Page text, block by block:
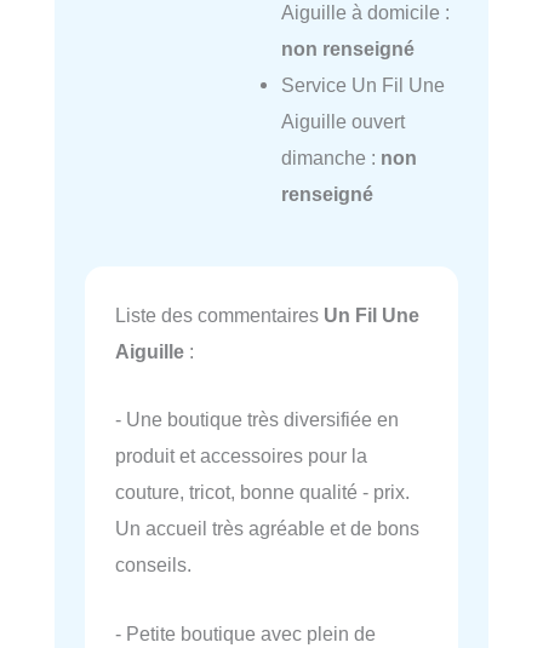
Aiguille à domicile :
non renseigné
Service Un Fil Une
Aiguille ouvert
dimanche : non
renseigné
Liste des commentaires Un Fil Une
Aiguille :
- Une boutique très diversifiée en
produit et accessoires pour la
couture, tricot, bonne qualité - prix.
Un accueil très agréable et de bons
conseils.
- Petite boutique avec plein de